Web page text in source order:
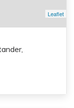
Leaflet